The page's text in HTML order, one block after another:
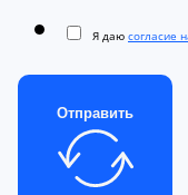
Я даю согласие
Отправить